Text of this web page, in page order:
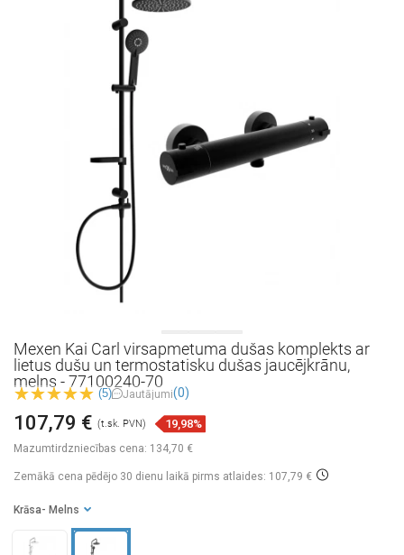
Mexen Kai Carl virsapmetuma dušas komplekts ar
lietus dušu un termostatisku dušas jaucējkrānu,
melns - 77100240-70
(5) Jautājumi(0)
Mazumtirdzniecības cena: 134,70 €
107,79 € (t.sk. PVN) 19,98%
Zemākā cena pēdējo 30 dienu laikā pirms atlaides: 107,79 €
Krāsa - Melns